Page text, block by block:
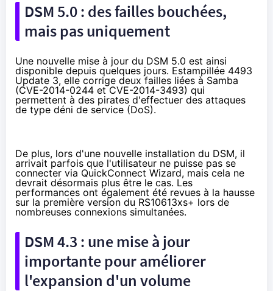
DSM 5.0 : des failles bouchées,
mais pas uniquement
Une nouvelle mise à jour du DSM 5.0 est ainsi
disponible depuis quelques jours. Estampillée 4493
Update 3, elle corrige deux failles liées à Samba
(CVE-2014-0244 etCVE-2014-3493) qui
permettent à des pirates d'effectuer des attaques
de type déni de service (DoS).
De plus, lors d'une nouvelle installation du DSM, il
arrivait parfois que l'utilisateur ne puisse pas se
connecter via QuickConnect Wizard, mais cela ne
devrait désormais plus être le cas. Les
performances ont également été revues à la hausse
sur la première version du RS10613xs+ lors de
nombreuses connexions simultanées.
DSM 4.3 : une mise à jour
importante pour améliorer
l'expansion d'un volume